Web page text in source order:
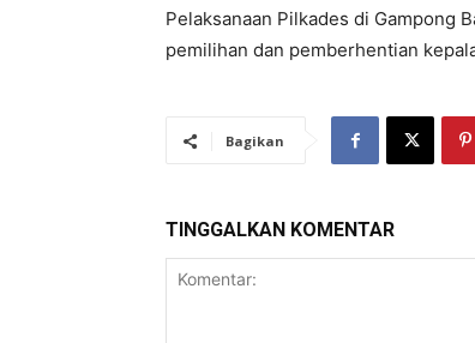
Pelaksanaan Pilkades di Gampong
pemilihan dan pember­hentian
Bagikan
TINGGALKAN KOMENTAR